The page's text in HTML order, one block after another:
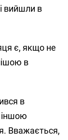
вийшли в
є, якщо не
в
в
іншою
Вважається,